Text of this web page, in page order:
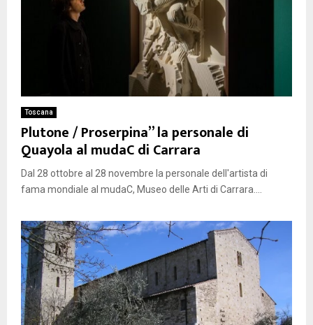
Toscana
Plutone / Proserpina” la personale di
Quayola al mudaC di Carrara
Dal 28 ottobre al 28 novembre la personale dell'artista di
fama mondiale al mudaC, Museo delle Arti di Carrara....